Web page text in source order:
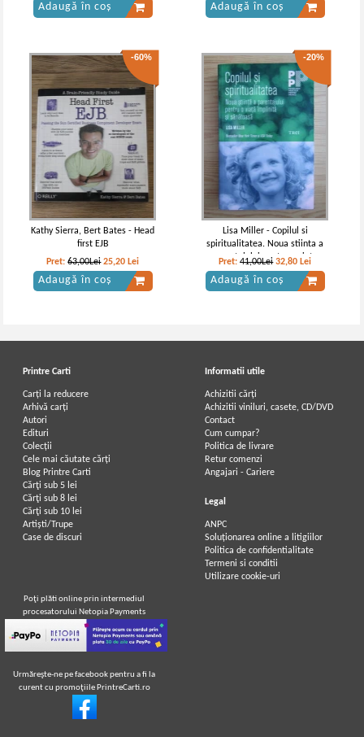
Adaugă în coș Adaugă în coș
-60%
Kathy Sierra, Bert Bates - Head
first EJB
Pret:63,00Lei 25,20 Lei
Adaugă în coș
-20%
Lisa Miller - Copilul si
spiritualitatea. Noua stiinta a
parentajului pentru o viata
implinita si sanatoasa
Pret:41,00Lei 32,80 Lei
Adaugă în coș
Printre Carti
Carți la reducere
Arhivă carți
Autori
Edituri
Colecții
Cele mai căutate cărți
Blog Printre Carti
Cărţi sub 5 lei
Cărţi sub 8 lei
Cărţi sub 10 lei
Artiști/Trupe
Case de discuri
Informatii utile
Achizitii cărți
Achizitii viniluri, casete, CD/DVD
Contact
Cum cumpar?
Politica de livrare
Retur comenzi
Angajari - Cariere
Legal
ANPC
Soluționarea online a litigiilor
Politica de confidentialitate
Termeni si conditii
Utilizare cookie-uri
Poţi plăti online prin intermediul
procesatorului Netopia Payments
Urmăreşte-ne pe facebook pentru a fi la
curent cu promoţiile PrintreCarti.ro